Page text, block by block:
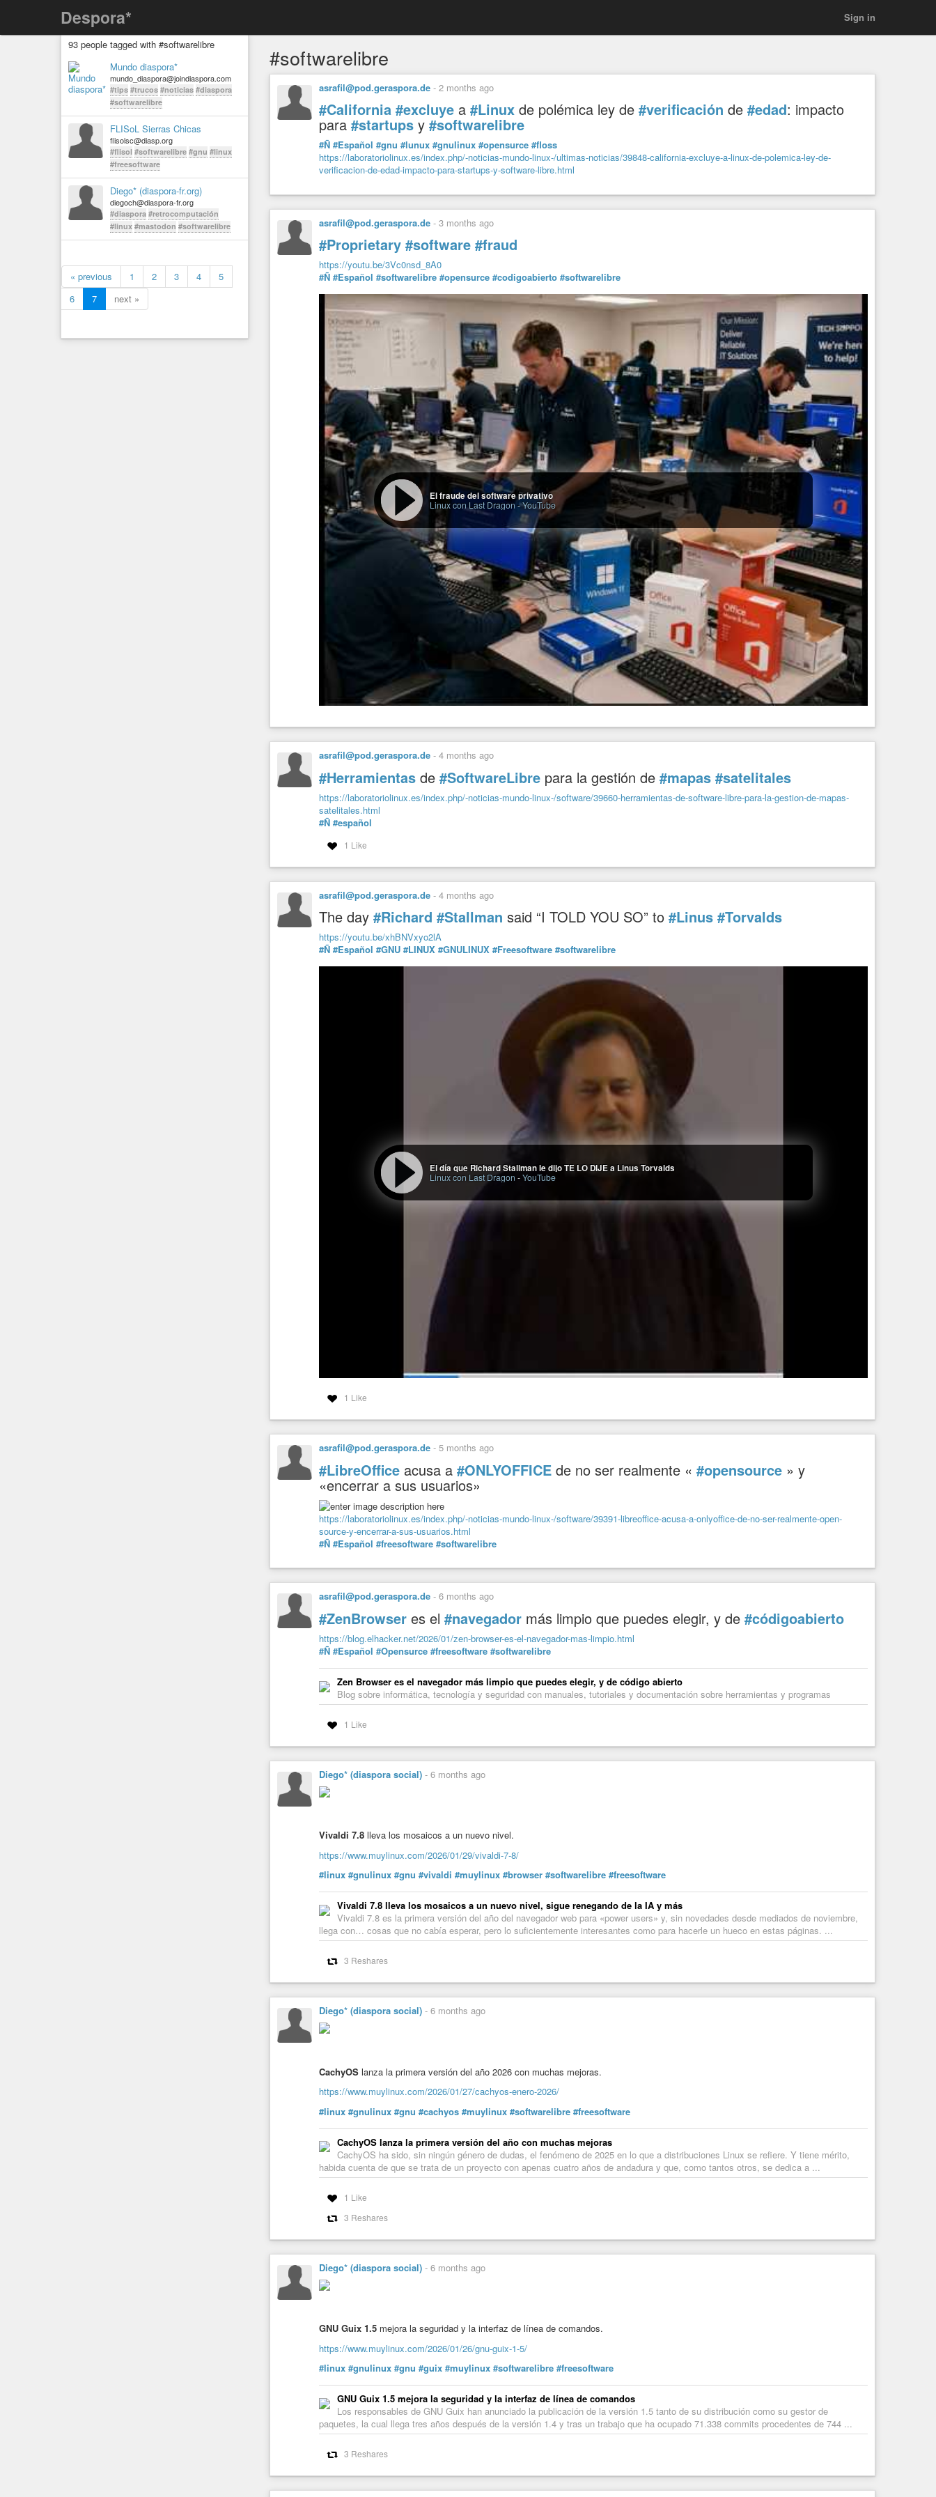
Despora* Sign in
93 people tagged with #softwarelibre
Mundo diaspora*
mundo_diaspora@joindiaspora.com
#tips #trucos #noticias #diaspora
#softwarelibre
FLISoL Sierras Chicas
flisolsc@diasp.org
#flisol #softwarelibre #gnu #linux
#freesoftware
Diego* (diaspora-fr.org)
diegoch@diaspora-fr.org
#diaspora #retrocomputación
#linux #mastodon #softwarelibre
« previous 1 2 3 4
5
6
7 next »
#softwarelibre
asrafil@pod.geraspora.de - 2 months ago
#California #excluye a #Linux de polémica ley de #verificación de #edad: impacto
para #startups y #softwarelibre
#Ñ #Español #gnu #lunux #gnulinux #opensurce #floss
https://laboratoriolinux.es/index.php/-noticias-mundo-linux-/ultimas-noticias/39848-california-excluye-a-linux-de-polemica-ley-de-
verificacion-de-edad-impacto-para-startups-y-software-libre.html
asrafil@pod.geraspora.de - 3 months ago
#Proprietary #software #fraud
https://youtu.be/3Vc0nsd_8A0
#Ñ #Español #softwarelibre #opensurce #codigoabierto #softwarelibre
El fraude del software privativo
Linux con Last Dragon-YouTube
asrafil@pod.geraspora.de - 4 months ago
#Herramientas de #SoftwareLibre para la gestión de #mapas #satelitales
https://laboratoriolinux.es/index.php/-noticias-mundo-linux-/software/39660-herramientas-de-software-libre-para-la-gestion-de-mapas-
satelitales.html
#Ñ #español
1 Like
asrafil@pod.geraspora.de - 4 months ago
The day #Richard #Stallman said “I TOLD YOU SO” to #Linus #Torvalds
https://youtu.be/xhBNVxyo2lA
#Ñ #Español #GNU #LINUX #GNULINUX #Freesoftware #softwarelibre
El día que Richard Stallman le dijo TE LO DIJE a Linus Torvalds
Linux con Last Dragon -YouTube
1 Like
asrafil@pod.geraspora.de - 5 months ago
#LibreOffice acusa a #ONLYOFFICE de no ser realmente « #opensource » y
«encerrar a sus usuarios»
https://laboratoriolinux.es/index.php/-noticias-mundo-linux-/software/39391-libreoffice-acusa-a-onlyoffice-de-no-ser-realmente-open-
source-y-encerrar-a-sus-usuarios.html
#Ñ #Español #freesoftware #softwarelibre
asrafil@pod.geraspora.de - 6 months ago
#ZenBrowser es el #navegador más limpio que puedes elegir, y de #códigoabierto
https://blog.elhacker.net/2026/01/zen-browser-es-el-navegador-mas-limpio.html
#Ñ #Español #Opensurce #freesoftware #softwarelibre
Zen Browser es el navegador más limpio que puedes elegir, y de código abierto
Blog sobre informática, tecnología y seguridad con manuales, tutoriales y documentación sobre herramientas y programas
1 Like
Diego* (diaspora social) - 6 months ago
Vivaldi 7.8 lleva los mosaicos a un nuevo nivel.
https://www.muylinux.com/2026/01/29/vivaldi-7-8/
#linux #gnulinux #gnu #vivaldi #muylinux #browser #softwarelibre #freesoftware
Vivaldi 7.8 lleva los mosaicos a un nuevo nivel, sigue renegando de la IA y más
Vivaldi 7.8 es la primera versión del año del navegador web para «power users» y, sin novedades desde mediados de noviembre,
llega con… cosas que no cabía esperar, pero lo suficientemente interesantes como para hacerle un hueco en estas páginas. ...
3 Reshares
Diego* (diaspora social) - 6 months ago
CachyOS lanza la primera versión del año 2026 con muchas mejoras.
https://www.muylinux.com/2026/01/27/cachyos-enero-2026/
#linux #gnulinux #gnu #cachyos #muylinux #softwarelibre #freesoftware
CachyOS lanza la primera versión del año con muchas mejoras
CachyOS ha sido, sin ningún género de dudas, el fenómeno de 2025 en lo que a distribuciones Linux se refiere. Y tiene mérito,
habida cuenta de que se trata de un proyecto con apenas cuatro años de andadura y que, como tantos otros, se dedica a ...
1 Like
3 Reshares
Diego* (diaspora social) - 6 months ago
GNU Guix 1.5 mejora la seguridad y la interfaz de línea de comandos.
https://www.muylinux.com/2026/01/26/gnu-guix-1-5/
#linux #gnulinux #gnu #guix #muylinux #softwarelibre #freesoftware
GNU Guix 1.5 mejora la seguridad y la interfaz de línea de comandos
Los responsables de GNU Guix han anunciado la publicación de la versión 1.5 tanto de su distribución como su gestor de
paquetes, la cual llega tres años después de la versión 1.4 y tras un trabajo que ha ocupado 71.338 commits procedentes de 744 ...
3 Reshares